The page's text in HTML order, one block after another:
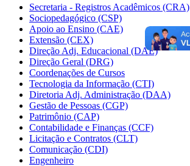
Secretaria - Registros Acadêmicos (CRA)
Sociopedagógico (CSP)
Apoio ao Ensino (CAE)
Extensão (CEX)
Direção Adj. Educacional (DAE)
Direção Geral (DRG)
Coordenações de Cursos
Tecnologia da Informação (CTI)
Diretoria Adj. Administração (DAA)
Gestão de Pessoas (CGP)
Patrimônio (CAP)
Contabilidade e Finanças (CCF)
Licitação e Contratos (CLT)
Comunicação (CDI)
Engenheiro